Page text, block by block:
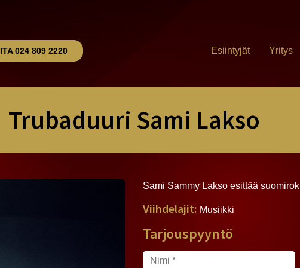
024 809 2220 Esiintyjät Yritys
Trubaduuri Sami Lakso
Sami Sammy Lakso esittää
Viihdelajit: Musiikki
Tarjouspyyntö